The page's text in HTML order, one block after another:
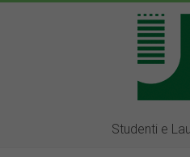
Studenti e